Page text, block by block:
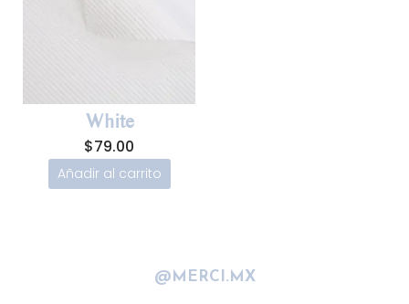
White
$79.00
Añadir al carrito
@MERCI.MX